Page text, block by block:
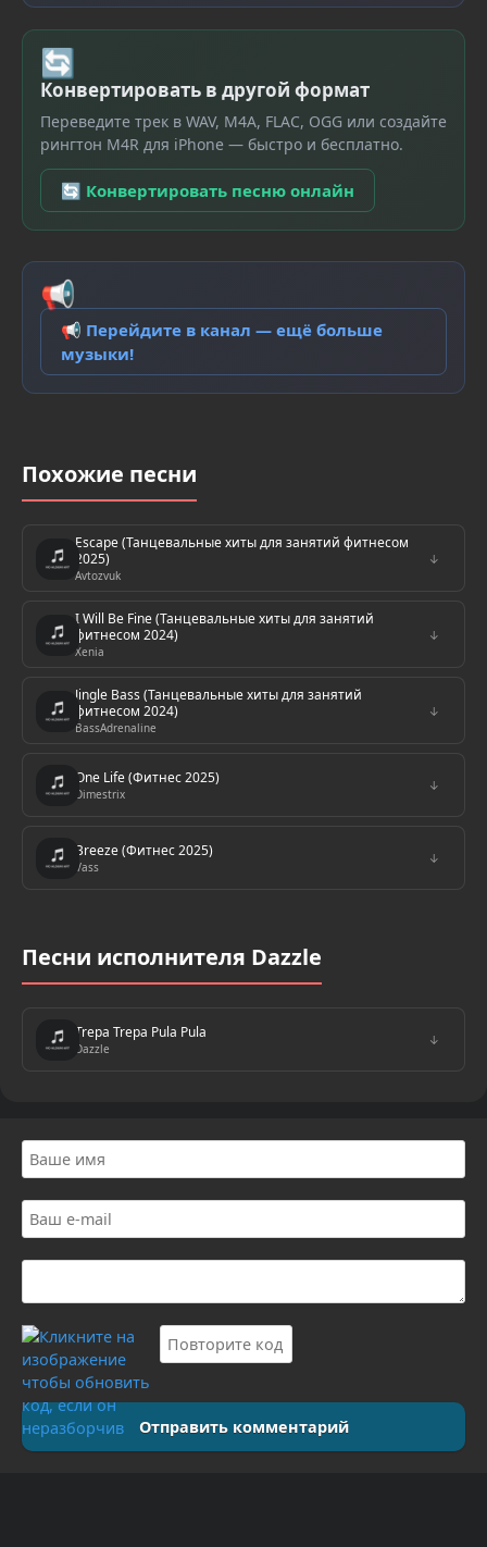
🔄
Конвертировать в другой формат
Переведите трек в WAV, M4A, FLAC, OGG или создайте
рингтон M4R для iPhone — быстро и бесплатно.
🔄 Конвертировать песню онлайн
📢
📢 Перейдите в канал — ещё больше
музыки!
Похожие песни
Escape (Танцевальные хиты для занятий фитнесом
2025)
Avtozvuk
↓
I Will Be Fine (Танцевальные хиты для занятий
фитнесом 2024)
Xenia
↓
Jingle Bass (Танцевальные хиты для занятий
фитнесом 2024)
BassAdrenaline
↓
One Life (Фитнес 2025)
Dimestrix
↓
Breeze (Фитнес 2025)
Vass
↓
Песни исполнителя Dazzle
Trepa Trepa Pula Pula
Dazzle
↓
Отправить комментарий